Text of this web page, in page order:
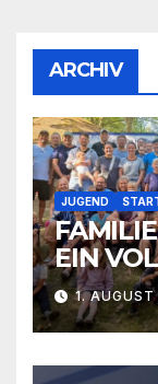
ARCHIV
JUGEND
EIN
1.